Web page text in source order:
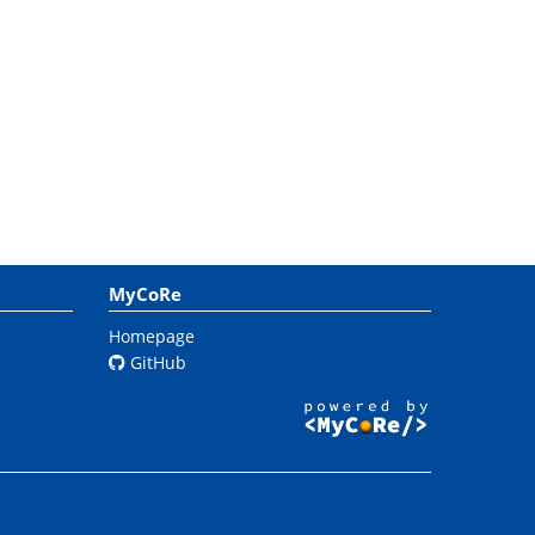
MyCoRe
Homepage
GitHub